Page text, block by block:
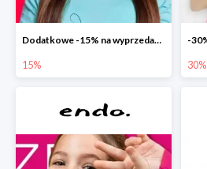
Dodatkowe -15% na wyprzedaż do -70%
15% 30%